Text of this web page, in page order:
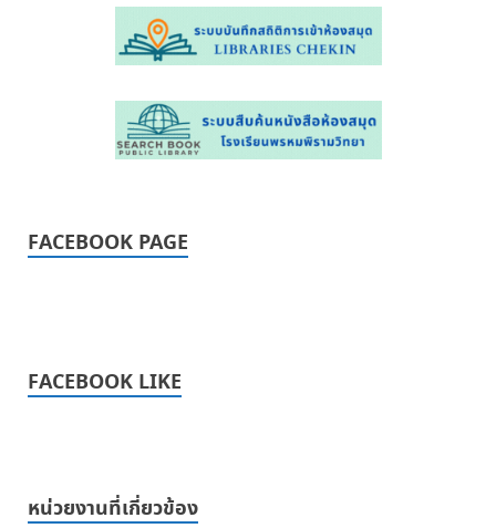
FACEBOOK PAGE
FACEBOOK LIKE
หน่วยงานที่เกี่ยวข้อง